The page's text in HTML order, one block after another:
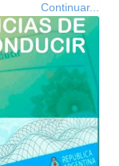
Continuar...